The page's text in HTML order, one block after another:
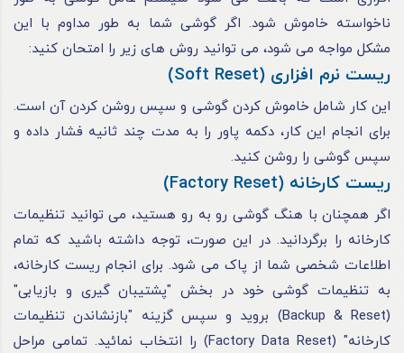
ناخواسته خاموش شود. اگر گوشی شما به طور مداوم با این
مشکل مواجه می‌ شود، می ‌توانید روش ‌های زیر را امتحان کنید:
ریست نرم ‌افزاری (Soft Reset)
این کار شامل خاموش کردن گوشی و سپس روشن کردن آن است.
برای انجام این کار، دکمه پاور را به مدت چند ثانیه فشار داده و
سپس گوشی را روشن کنید.
ریست کارخانه (Factory Reset)
اگر همچنان با هنگ گوشی رو به رو هستید، می‌ توانید تنظیمات
کارخانه را برگردانید. در این صورت، توجه داشته باشید که تمام
اطلاعات شخصی شما از پاک می شود. برای انجام ریست کارخانه،
به تنظیمات گوشی خود در بخش "پشتیبان ‌گیری و بازیابی"
(Backup & Reset) بروید و سپس گزینه "بازنشاندن تنظیمات
کارخانه" (Factory Data Reset) را انتخاب نمائید. تمامی مراحل